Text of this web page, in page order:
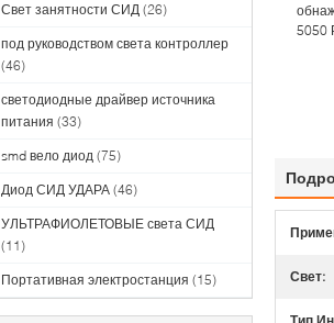
Свет занятности СИД (26)
под руководством света контроллер
(46)
светодиодные драйвер источника
питания (33)
smd вело диод (75)
Диод СИД УДАРА (46)
УЛЬТРАФИОЛЕТОВЫЕ света СИД
(11)
Портативная электростанция (15)
5050
Свет: